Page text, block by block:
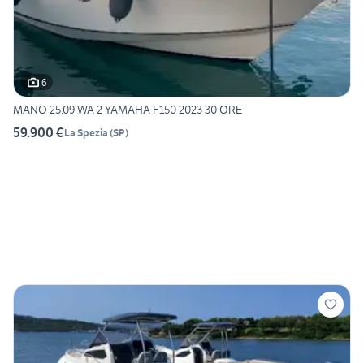
6
MANO 25.09 WA 2 YAMAHA F150 2023 30 ORE
59.900 €La Spezia (SP)